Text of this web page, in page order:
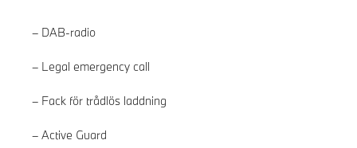
DAB-radio
Legal emergency call
Fack för trådlös laddning
Active Guard